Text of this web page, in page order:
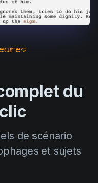
du
de scénario
et sujets